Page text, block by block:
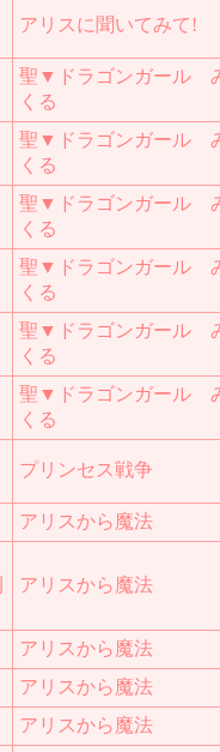
アリスに聞いてみて!
聖▼ドラゴンガール
くる
聖▼ドラゴンガール
くる
聖▼ドラゴンガール
くる
聖▼ドラゴンガール
くる
聖▼ドラゴンガール
くる
聖▼ドラゴンガール
くる
プリンセス戦争
アリスから魔法
アリスから魔法
アリスから魔法
アリスから魔法
アリスから魔法